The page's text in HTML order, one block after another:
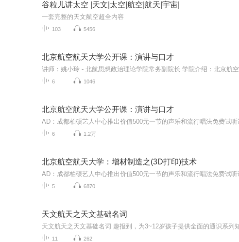
谷粒儿讲太空 |天文|太空|航空|航天|宇宙|
一套完整的天文航空超全内容
103 5456
北京航空航天大学公开课：演讲与口才
6 1046
北京航空航天大学公开课：演讲与口才
6 1.2万
北京航空航天大学：增材制造之(3D打印)技术
5 6870
天文航天之天文基础名词
11 262